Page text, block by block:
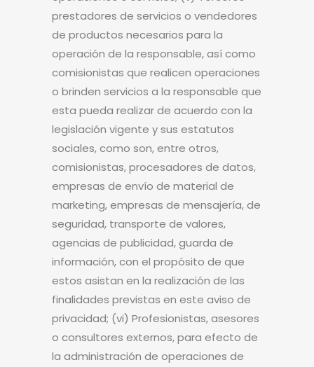
prestadores de servicios o vendedores
de productos necesarios para la
operación de la responsable, así como
comisionistas que realicen operaciones
o brinden servicios a la responsable que
esta pueda realizar de acuerdo con la
legislación vigente y sus estatutos
sociales, como son, entre otros,
comisionistas, procesadores de datos,
empresas de envío de material de
marketing, empresas de mensajería, de
seguridad, transporte de valores,
agencias de publicidad, guarda de
información, con el propósito de que
estos asistan en la realización de las
finalidades previstas en este aviso de
privacidad; (vi) Profesionistas, asesores
o consultores externos, para efecto de
la administración de operaciones de